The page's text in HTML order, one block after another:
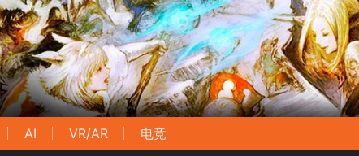
AI VR/AR
电竞